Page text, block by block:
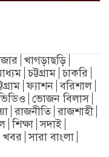
খাগড়াছড়ি
চট্টগ্রাম চাকরি
ফ্যাশন বরিশাল
ভোজন বিলাস
রাজনীতি রাজশাহী
শিক্ষা সদাই
খবর সারা বাংলা